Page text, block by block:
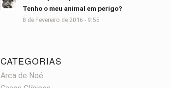
Tenho o meu animal em perigo?
8 de Fevereiro de 2016 - 9:55
CATEGORIAS
Arca de Noé